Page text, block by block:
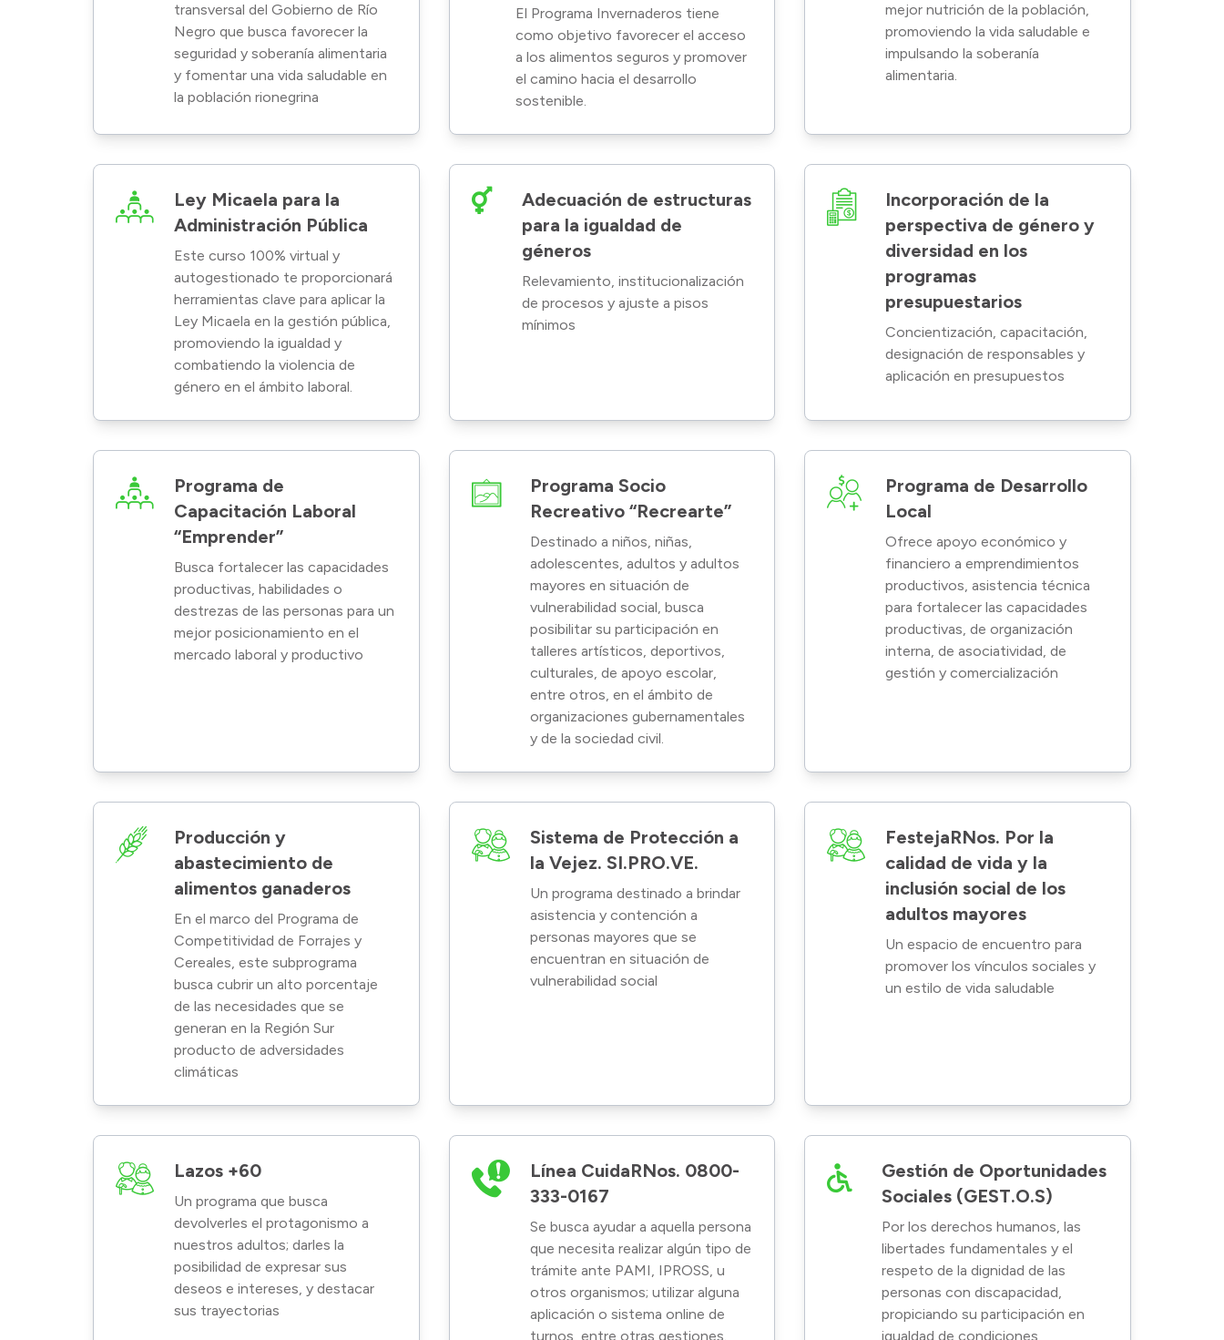
transversal del Gobierno de Río
Negro que busca favorecer la
seguridad y soberanía alimentaria
y fomentar una vida saludable en
la población rionegrina
El Programa Invernaderos tiene
como objetivo favorecer el acceso
a los alimentos seguros y promover
el camino hacia el desarrollo
sostenible.
mejor nutrición de la población,
promoviendo la vida saludable e
impulsando la soberanía
alimentaria.
Ley Micaela para la
Administración Pública
Este curso 100% virtual y
autogestionado te proporcionará
herramientas clave para aplicar la
Ley Micaela en la gestión pública,
promoviendo la igualdad y
combatiendo la violencia de
género en el ámbito laboral.
Adecuación de estructuras
para la igualdad de
géneros
Relevamiento, institucionalización
de procesos y ajuste a pisos
mínimos
Incorporación de la
perspectiva de género y
diversidad en los
programas
presupuestarios
Concientización, capacitación,
designación de responsables y
aplicación en presupuestos
Programa de
Capacitación Laboral
“Emprender”
Busca fortalecer las capacidades
productivas, habilidades o
destrezas de las personas para un
mejor posicionamiento en el
mercado laboral y productivo
Programa Socio
Recreativo “Recrearte”
Destinado a niños, niñas,
adolescentes, adultos y adultos
mayores en situación de
vulnerabilidad social, busca
posibilitar su participación en
talleres artísticos, deportivos,
culturales, de apoyo escolar,
entre otros, en el ámbito de
organizaciones gubernamentales
y de la sociedad civil.
Programa de Desarrollo
Local
Ofrece apoyo económico y
financiero a emprendimientos
productivos, asistencia técnica
para fortalecer las capacidades
productivas, de organización
interna, de asociatividad, de
gestión y comercialización
Producción y
abastecimiento de
alimentos ganaderos
En el marco del Programa de
Competitividad de Forrajes y
Cereales, este subprograma
busca cubrir un alto porcentaje
de las necesidades que se
generan en la Región Sur
producto de adversidades
climáticas
Sistema de Protección a
la Vejez. SI.PRO.VE.
Un programa destinado a brindar
asistencia y contención a
personas mayores que se
encuentran en situación de
vulnerabilidad social
FestejaRNos. Por la
calidad de vida y la
inclusión social de los
adultos mayores
Un espacio de encuentro para
promover los vínculos sociales y
un estilo de vida saludable
Lazos +60
Un programa que busca
devolverles el protagonismo a
nuestros adultos; darles la
posibilidad de expresar sus
deseos e intereses, y destacar
sus trayectorias
Línea CuidaRNos. 0800-
333-0167
Se busca ayudar a aquella persona
que necesita realizar algún tipo de
trámite ante PAMI, IPROSS, u
otros organismos; utilizar alguna
aplicación o sistema online de
turnos, entre otras gestiones.
Gestión de Oportunidades
Sociales (GEST.O.S)
Por los derechos humanos, las
libertades fundamentales y el
respeto de la dignidad de las
personas con discapacidad,
propiciando su participación en
igualdad de condiciones